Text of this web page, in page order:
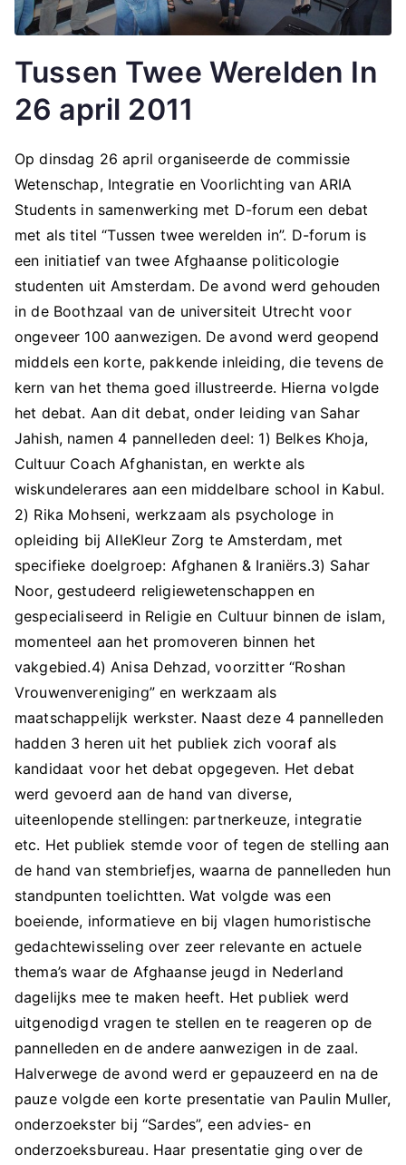
Tussen Twee Werelden In
26 april 2011
Op dinsdag 26 april organiseerde de commissie
Wetenschap, Integratie en Voorlichting van ARIA
Students in samenwerking met D-forum een debat
met als titel “Tussen twee werelden in”. D-forum is
een initiatief van twee Afghaanse politicologie
studenten uit Amsterdam. De avond werd gehouden
in de Boothzaal van de universiteit Utrecht voor
ongeveer 100 aanwezigen. De avond werd geopend
middels een korte, pakkende inleiding, die tevens de
kern van het thema goed illustreerde. Hierna volgde
het debat. Aan dit debat, onder leiding van Sahar
Jahish, namen 4 pannelleden deel: 1) Belkes Khoja,
Cultuur Coach Afghanistan, en werkte als
wiskundelerares aan een middelbare school in Kabul.
2) Rika Mohseni, werkzaam als psychologe in
opleiding bij AlleKleur Zorg te Amsterdam, met
specifieke doelgroep: Afghanen & Iraniërs.3) Sahar
Noor, gestudeerd religiewetenschappen en
gespecialiseerd in Religie en Cultuur binnen de islam,
momenteel aan het promoveren binnen het
vakgebied.4) Anisa Dehzad, voorzitter “Roshan
Vrouwenvereniging” en werkzaam als
maatschappelijk werkster. Naast deze 4 pannelleden
hadden 3 heren uit het publiek zich vooraf als
kandidaat voor het debat opgegeven. Het debat
werd gevoerd aan de hand van diverse,
uiteenlopende stellingen: partnerkeuze, integratie
etc. Het publiek stemde voor of tegen de stelling aan
de hand van stembriefjes, waarna de pannelleden hun
standpunten toelichtten. Wat volgde was een
boeiende, informatieve en bij vlagen humoristische
gedachtewisseling over zeer relevante en actuele
thema’s waar de Afghaanse jeugd in Nederland
dagelijks mee te maken heeft. Het publiek werd
uitgenodigd vragen te stellen en te reageren op de
pannelleden en de andere aanwezigen in de zaal.
Halverwege de avond werd er gepauzeerd en na de
pauze volgde een korte presentatie van Paulin Muller,
onderzoekster bij “Sardes”, een advies- en
onderzoeksbureau. Haar presentatie ging over de